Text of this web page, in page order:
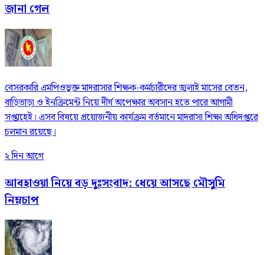
জানা গেল
বেসরকারি এমপিওভুক্ত মাদরাসার শিক্ষক-কর্মচারীদের জুলাই মাসের বেতন,
বাড়িভাড়া ও ইনক্রিমেন্ট নিয়ে দীর্ঘ অপেক্ষার অবসান হতে পারে আগামী
সপ্তাহেই। এসব বিষয়ে প্রয়োজনীয় কার্যক্রম বর্তমানে মাদরাসা শিক্ষা অধিদপ্তরে
চলমান রয়েছে।
২ দিন আগে
আবহাওয়া নিয়ে বড় দুঃসংবাদ: ধেয়ে আসছে মৌসুমি
নিম্নচাপ